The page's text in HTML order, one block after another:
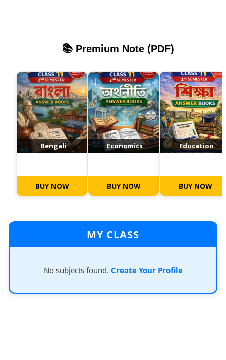
📚 Premium Note (PDF)
Bengali
BUY NOW
Economics
BUY NOW
Education
BUY NOW
MY CLASS
No subjects found. Create Your Profile